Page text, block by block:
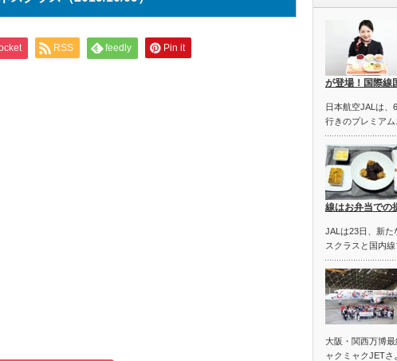
RSS feedly Pin it
が登場！国際線
日本航空JALは、
行きのプレミア
線はお弁当での
JALは23日、新た
スクラスと国内
大阪・関西万博
ャクミャクJETさ